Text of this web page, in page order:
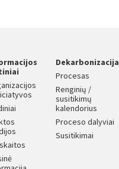
Dekarbonizacija
Procesas
Renginių /
susitikimų
kalendorius
Proceso dalyviai
Susitikimai